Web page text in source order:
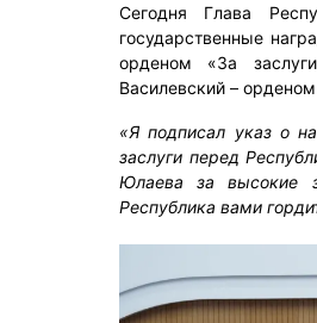
Сегодня Глава
государственные
орденом «За
Василевский –
«Я подписал указ о
заслуги перед
Юлаева за высокие
Республика вами